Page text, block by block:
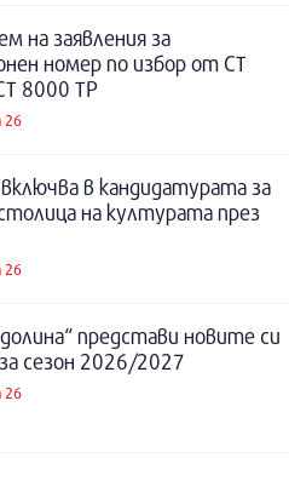
на заявления за
номер по избор от СТ
8000 ТР
26
в кандидатурата за
на културата през
26
представи новите си
сезон 2026/2027
26